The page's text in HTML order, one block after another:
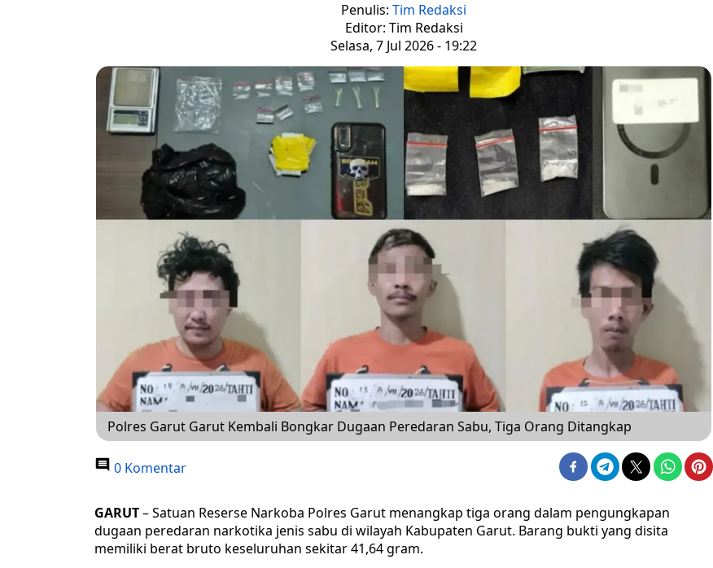
Penulis: Tim Redaksi
Editor: Tim Redaksi
Selasa, 7 Jul 2026 - 19:22
Polres Garut Garut Kembali Bongkar Dugaan Peredaran Sabu, Tiga Orang Ditangkap
0 Komentar
GARUT– Satuan Reserse Narkoba Polres Garut menangkap tiga orang dalam pengungkapan
dugaan peredaran narkotika jenis sabu di wilayah Kabupaten Garut. Barang bukti yang disita
memiliki berat bruto keseluruhan sekitar 41,64 gram.